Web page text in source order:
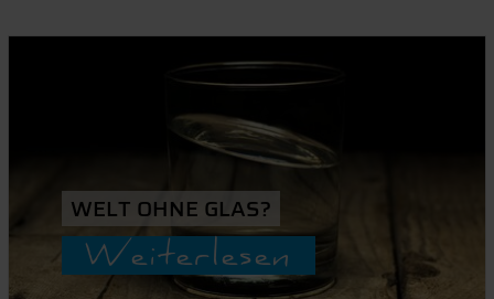
WELT OHNE GLAS?
Weiterlesen